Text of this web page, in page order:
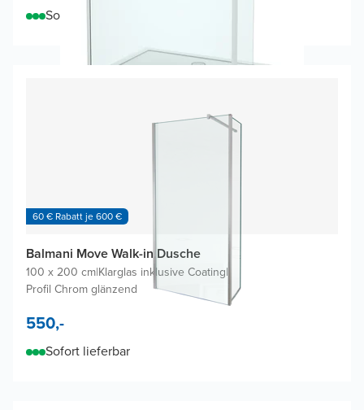
Sofort lieferbar
60 € Rabatt je 600 €
Balmani Move Walk-in Dusche
100 x 200 cm|Klarglas inklusive Coating|
Profil Chrom glänzend
550,-
Sofort lieferbar